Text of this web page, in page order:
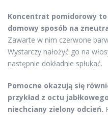
Koncentrat pomidorowy
domowy sposób na
Zawarte w nim czerwone
Wystarczy nałożyć go na
następnie dokładnie spłukać.
Pomocne okazują się
przykład z octu
niechciany zielony odcień.